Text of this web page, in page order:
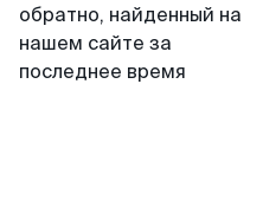
обратно, найденный на
нашем сайте за
последнее время